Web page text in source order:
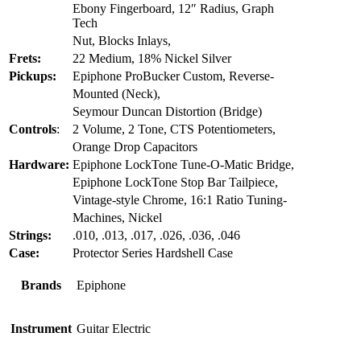
Ebony Fingerboard, 12″ Radius, Graph
Tech
Nut, Blocks Inlays,
Frets:
22 Medium, 18% Nickel Silver
Pickups:
Epiphone ProBucker Custom, Reverse-
Mounted (Neck),
Seymour Duncan Distortion (Bridge)
Controls:
2 Volume, 2 Tone, CTS Potentiometers,
Orange Drop Capacitors
Hardware: Epiphone LockTone Tune-O-Matic Bridge,
Epiphone LockTone Stop Bar Tailpiece,
Vintage-style Chrome, 16:1 Ratio Tuning-
Machines, Nickel
Strings:
.010, .013, .017, .026, .036, .046
Case:
Protector Series Hardshell Case
Brands Epiphone
Instrument Guitar Electric